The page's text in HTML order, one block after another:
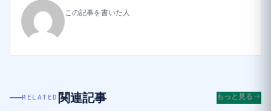
この記事を書いた人
RELATED 関連記事 もっと見る